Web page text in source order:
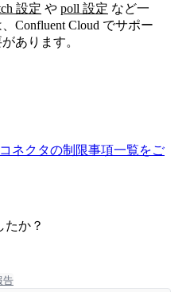
設定 や poll 設定 など一
Confluent Cloud でサポー
あります。
ネクタの制限事項一覧をご
たか？
告